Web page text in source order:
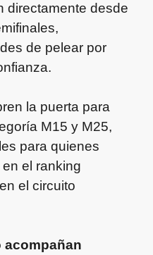
directamente desde
de pelear por
la puerta para
M15 y M25,
para quienes
el ranking
el circuito
acompañan